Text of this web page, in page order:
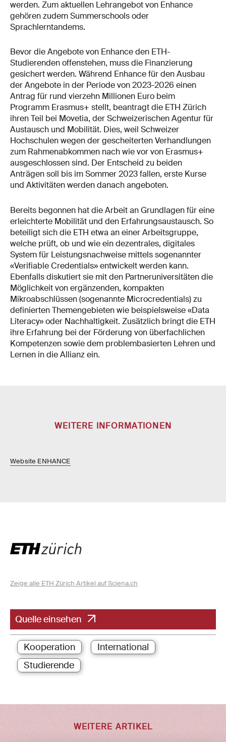
werden. Zum aktuellen Lehrangebot von Enhance
gehören zudem Summerschools oder
Sprachlerntandems.
Bevor die Angebote von Enhance den ETH-
Studierenden offenstehen, muss die Finanzierung
gesichert werden. Während Enhance für den Ausbau
der Angebote in der Periode von 2023-2026 einen
Antrag für rund vierzehn Millionen Euro beim
Programm Erasmus+ stellt, beantragt die ETH Zürich
ihren Teil bei Movetia, der Schweizerischen Agentur für
Austausch und Mobilität. Dies, weil Schweizer
Hochschulen wegen der gescheiterten Verhandlungen
zum Rahmenabkommen nach wie vor von Erasmus+
ausgeschlossen sind. Der Entscheid zu beiden
Anträgen soll bis im Sommer 2023 fallen, erste Kurse
und Aktivitäten werden danach angeboten.
Bereits begonnen hat die Arbeit an Grundlagen für eine
erleichterte Mobilität und den Erfahrungsaustausch. So
beteiligt sich die ETH etwa an einer Arbeitsgruppe,
welche prüft, ob und wie ein dezentrales, digitales
System für Leistungsnachweise mittels sogenannter
«Verifiable Credentials» entwickelt werden kann.
Ebenfalls diskutiert sie mit den Partneruniversitäten die
Möglichkeit von ergänzenden, kompakten
Mikroabschlüssen (sogenannte Microcredentials) zu
definierten Themengebieten wie beispielsweise «Data
Literacy» oder Nachhaltigkeit. Zusätzlich bringt die ETH
ihre Erfahrung bei der Förderung von überfachlichen
Kompetenzen sowie dem problembasierten Lehren und
Lernen in die Allianz ein.
WEITERE INFORMATIONEN
Website ENHANCE
Zeige alle ETH Zürich Artikel auf Sciena.ch
Quelle einsehen
Kooperation
International
Studierende
WEITERE ARTIKEL